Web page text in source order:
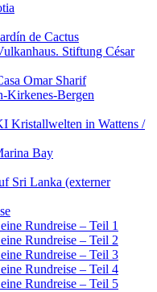
de Cactus
Stiftung César
Omar Sharif
Kirkenes-Bergen
Kristallwelten in Wattens /
Bay
Sri Lanka (externer
Rundreise – Teil 1
Rundreise – Teil 2
Rundreise – Teil 3
Rundreise – Teil 4
Rundreise – Teil 5